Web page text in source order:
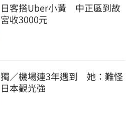
日客搭Uber小黃　中正區到故
宮收3000元
獨／機場連3年遇到　她：難怪
日本觀光強